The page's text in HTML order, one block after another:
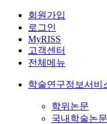
회원가입
로그인
MyRISS
고객센터
전체메뉴
학술연구정보서비
학위논문
국내학술논문